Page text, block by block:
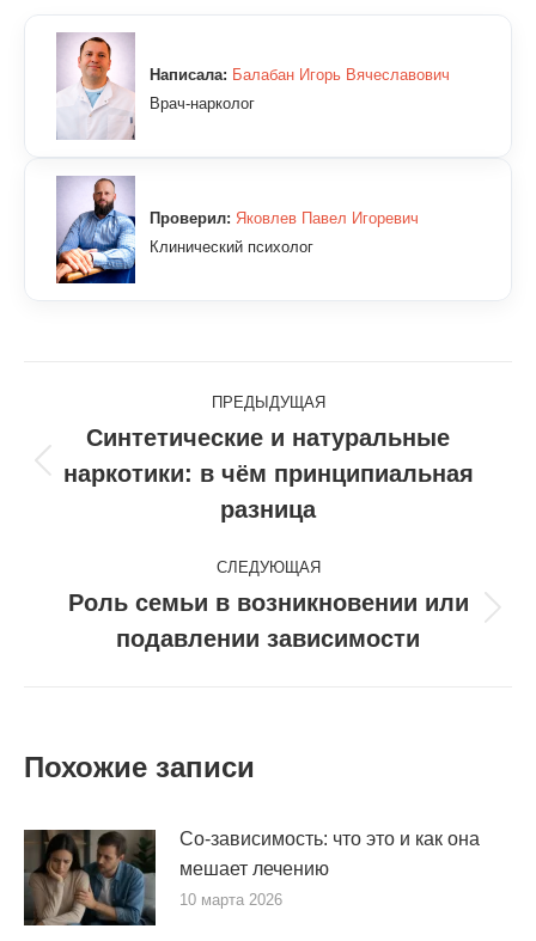
Написала: Балабан Игорь Вячеславович
Врач-нарколог
Проверил: Яковлев Павел Игоревич
Клинический психолог
Навигация
по
записям
ПРЕДЫДУЩАЯ
Предыдущая
запись:
Синтетические и натуральные
наркотики: в чём принципиальная
разница
СЛЕДУЮЩАЯ
запись:
Роль семьи в возникновении или
подавлении зависимости
Похожие записи
Со-зависимость: что это и как она
мешает лечению
10 марта 2026